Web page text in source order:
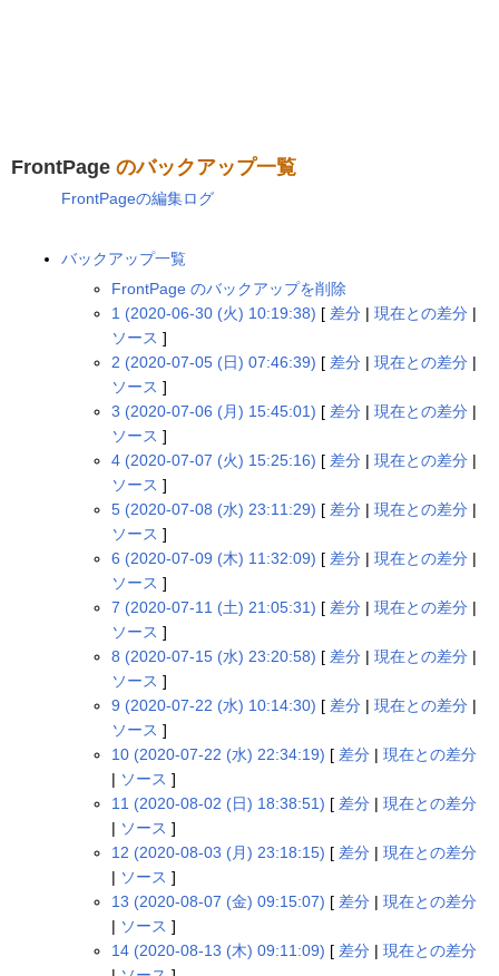
FrontPage のバックアップ一覧
FrontPageの編集ログ
バックアップ一覧
FrontPage のバックアップを削除
1 (2020-06-30 (火) 10:19:38) [ 差分 | 現在との差分 |
ソース ]
2 (2020-07-05 (日) 07:46:39) [ 差分 | 現在との差分 |
ソース ]
3 (2020-07-06 (月) 15:45:01) [ 差分 | 現在との差分 |
ソース ]
4 (2020-07-07 (火) 15:25:16) [ 差分 | 現在との差分 |
ソース ]
5 (2020-07-08 (水) 23:11:29) [ 差分 | 現在との差分 |
ソース ]
6 (2020-07-09 (木) 11:32:09) [ 差分 | 現在との差分 |
ソース ]
7 (2020-07-11 (土) 21:05:31) [ 差分 | 現在との差分 |
ソース ]
8 (2020-07-15 (水) 23:20:58) [ 差分 | 現在との差分 |
ソース ]
9 (2020-07-22 (水) 10:14:30) [ 差分 | 現在との差分 |
ソース ]
10 (2020-07-22 (水) 22:34:19) [ 差分 | 現在との差分
| ソース ]
11 (2020-08-02 (日) 18:38:51) [ 差分 | 現在との差分
| ソース ]
12 (2020-08-03 (月) 23:18:15) [ 差分 | 現在との差分
| ソース ]
13 (2020-08-07 (金) 09:15:07) [ 差分 | 現在との差分
| ソース ]
14 (2020-08-13 (木) 09:11:09) [ 差分 | 現在との差分